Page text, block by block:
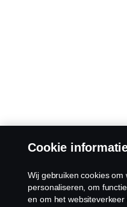
Cookie
Wij gebruiken cookies
personaliseren, om
en om het